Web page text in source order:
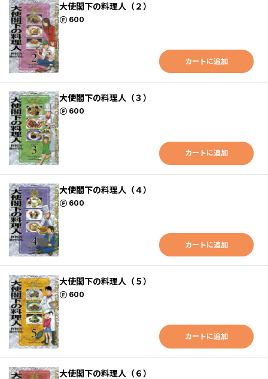
大使閣下の料理人（２）
600
ポイント
カートに追加
大使閣下の料理人（３）
600
ポイント
カートに追加
大使閣下の料理人（４）
600
ポイント
カートに追加
大使閣下の料理人（５）
600
ポイント
カートに追加
大使閣下の料理人（６）